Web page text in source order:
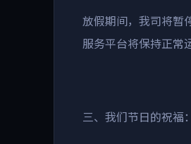
放假期间，我司将暂
服务平台将保持正常
三、我们节日的祝福：